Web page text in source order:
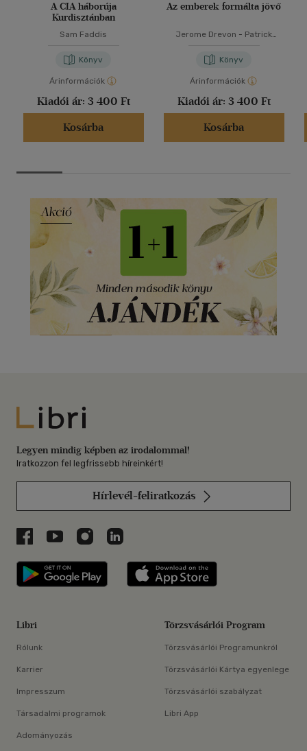
A CIA háborúja
Kurdisztánban
Sam Faddis
Könyv
Árinformációk
Kiadói ár: 3 400 Ft
Kosárba
Az emberek formálta jövő
Jerome Drevon - Patrick
Könyv
Árinformációk
Kiadói ár: 3 400 Ft
Kosárba
Libri
Legyen mindig képben az irodalommal!
Iratkozzon fel legfrissebb híreinkért!
Hírlevél-feliratkozás
Libri a Facebookon
Libri a Youtube-on
Libri az Instagramon
Libri a LinkedInen
Libri applikáció Szerezd meg: Google
Libri
Rólunk
Karrier
Impresszum
Társadalmi programok
Adományozás
Törzsvásárlói Program
Törzsvásárlói Programunkról
Törzsvásárlói Kártya egyenlege
Törzsvásárlói szabályzat
Libri App